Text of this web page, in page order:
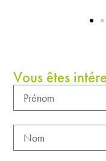
Vous êtes